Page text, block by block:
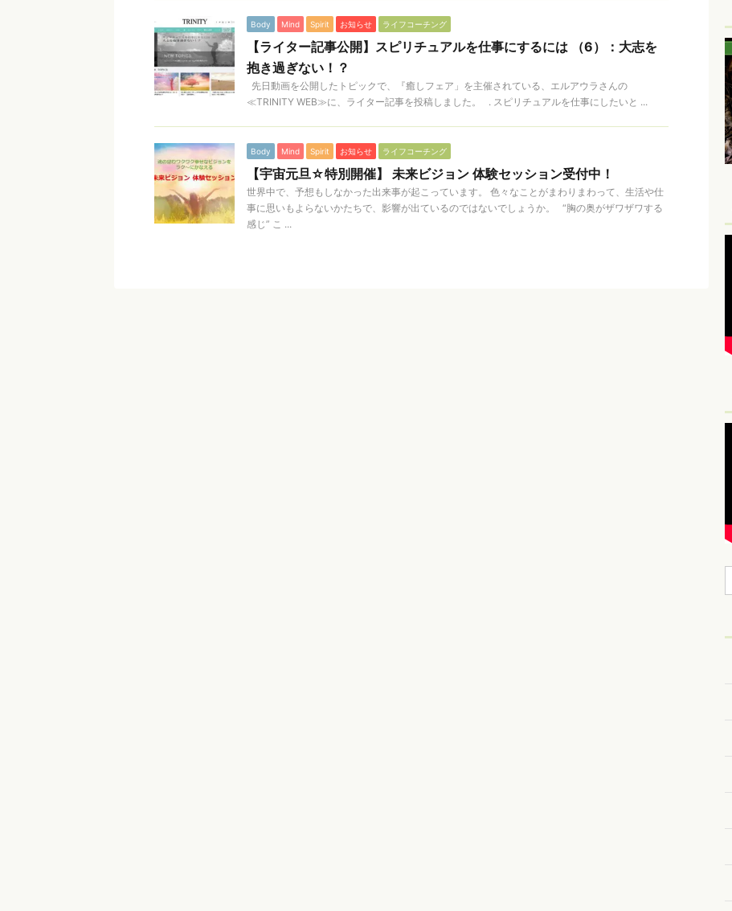
Body Mind Spirit お知らせ ライフコーチング
【ライター記事公開】スピリチュアルを仕事にするには （6）：大志を
抱き過ぎない！？
先日動画を公開したトピックで、『癒しフェア」を主催されている、エルアウラさんの
≪TRINITY WEB≫に、ライター記事を投稿しました。 . スピリチュアルを仕事にしたいと ...
Body Mind Spirit お知らせ ライフコーチング
【宇宙元旦☆特別開催】 未来ビジョン 体験セッション受付中！
世界中で、予想もしなかった出来事が起こっています。 色々なことがまわりまわって、生活や仕
事に思いもよらないかたちで、影響が出ているのではないでしょうか。 “胸の奥がザワザワする
感じ” こ ...